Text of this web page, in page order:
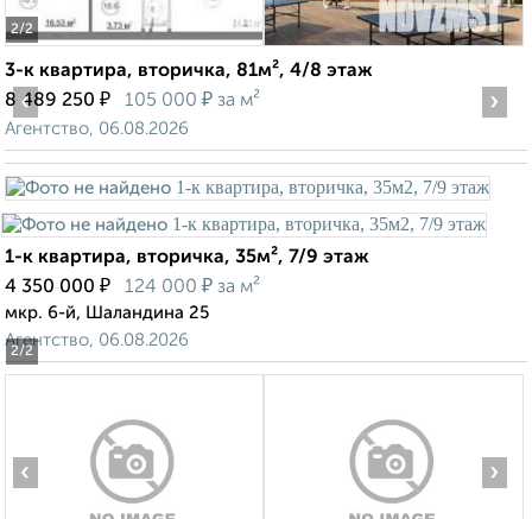
2/2
3-к квартира, вторичка, 81м², 4/8 этаж
8 489 250 ₽ 105 000 ₽ за м²
Агентство, 06.08.2026
2/2
‹ ›
1-к квартира, вторичка, 35м², 7/9 этаж
4 350 000 ₽ 124 000 ₽ за м²
мкр. 6-й, Шаландина 25
Агентство, 06.08.2026
‹ ›